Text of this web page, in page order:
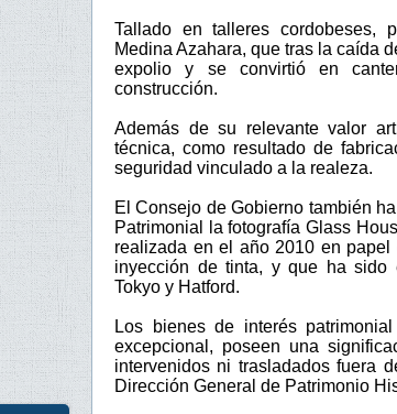
Tallado en talleres cordobeses,
Medina Azahara, que tras la caída
expolio y se convirtió en
construcción.
Además de su relevante valor
técnica, como resultado de
seguridad vinculado a la realeza.
El Consejo de Gobierno también
Patrimonial la fotografía Glass
realizada en el año 2010 en
inyección de tinta, y que ha sido
Tokyo y Hatford.
Los bienes de interés
excepcional, poseen una
intervenidos ni trasladados fuera
Dirección General de Patrimonio